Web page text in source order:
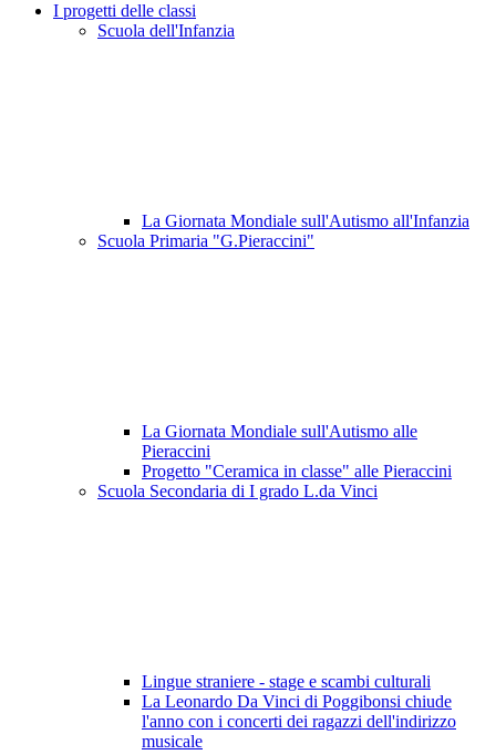
I progetti delle classi
Scuola dell'Infanzia
La Giornata Mondiale sull'Autismo all'Infanzia
Scuola Primaria "G.Pieraccini"
La Giornata Mondiale sull'Autismo alle
Pieraccini
Progetto "Ceramica in classe" alle Pieraccini
Scuola Secondaria di I grado L.da Vinci
Lingue straniere - stage e scambi culturali
La Leonardo Da Vinci di Poggibonsi chiude
l'anno con i concerti dei ragazzi dell'indirizzo
musicale